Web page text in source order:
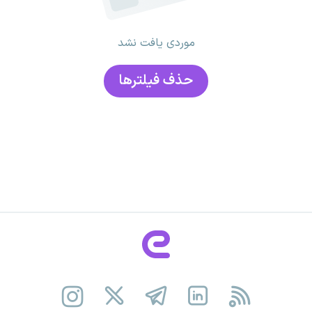
موردی یافت نشد
حذف فیلتر‌ها